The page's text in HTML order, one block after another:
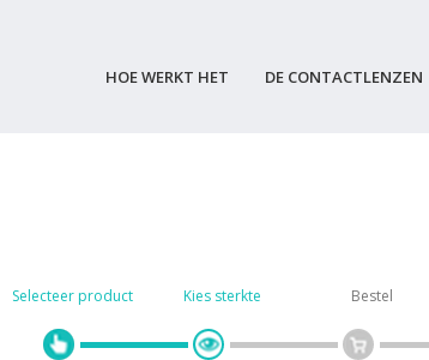
HOE WERKT HET DE CONTACTLENZEN
Selecteer product Kies sterkte Bestel